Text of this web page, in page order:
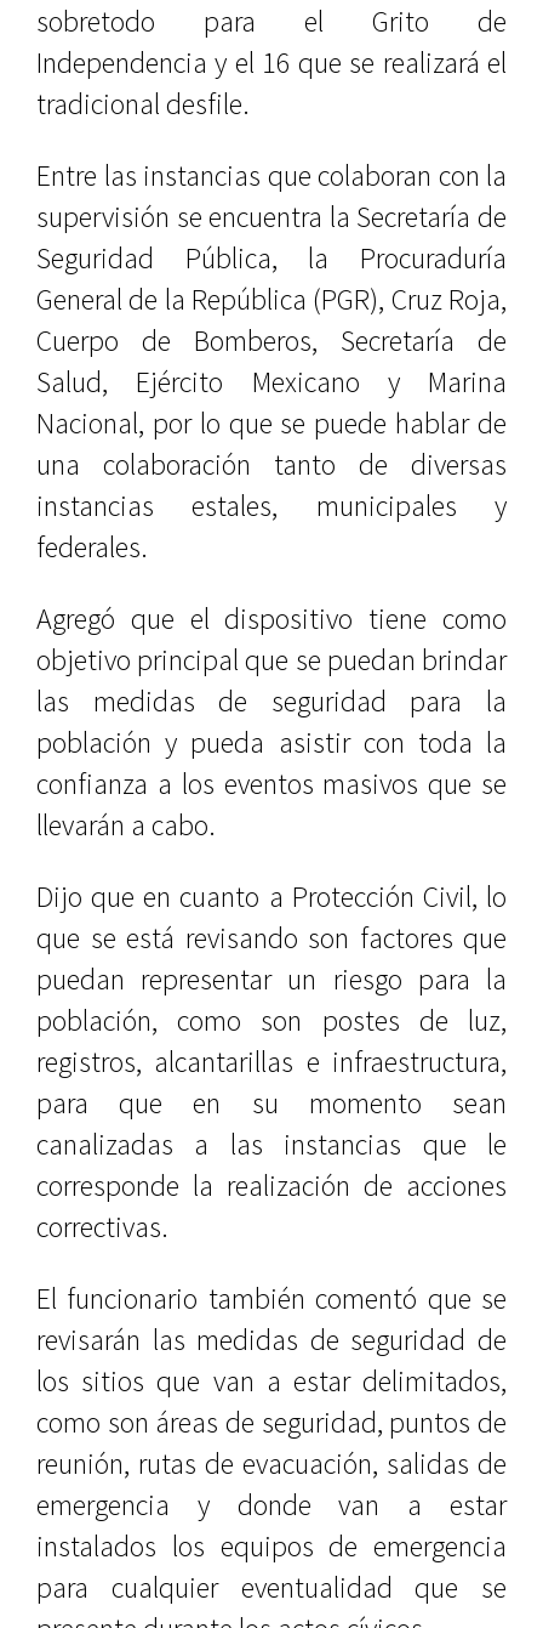
sobretodo para el Grito de
Independencia y el 16 que se realizará el
tradicional desfile.
Entre las instancias que colaboran con la
supervisión se encuentra la Secretaría de
Seguridad Pública, la Procuraduría
General de la República (PGR), Cruz Roja,
Cuerpo de Bomberos, Secretaría de
Salud, Ejército Mexicano y Marina
Nacional, por lo que se puede hablar de
una colaboración tanto de diversas
instancias estales, municipales y
federales.
Agregó que el dispositivo tiene como
objetivo principal que se puedan brindar
las medidas de seguridad para la
población y pueda asistir con toda la
confianza a los eventos masivos que se
llevarán a cabo.
Dijo que en cuanto a Protección Civil, lo
que se está revisando son factores que
puedan representar un riesgo para la
población, como son postes de luz,
registros, alcantarillas e infraestructura,
para que en su momento sean
canalizadas a las instancias que le
corresponde la realización de acciones
correctivas.
El funcionario también comentó que se
revisarán las medidas de seguridad de
los sitios que van a estar delimitados,
como son áreas de seguridad, puntos de
reunión, rutas de evacuación, salidas de
emergencia y donde van a estar
instalados los equipos de emergencia
para cualquier eventualidad que se